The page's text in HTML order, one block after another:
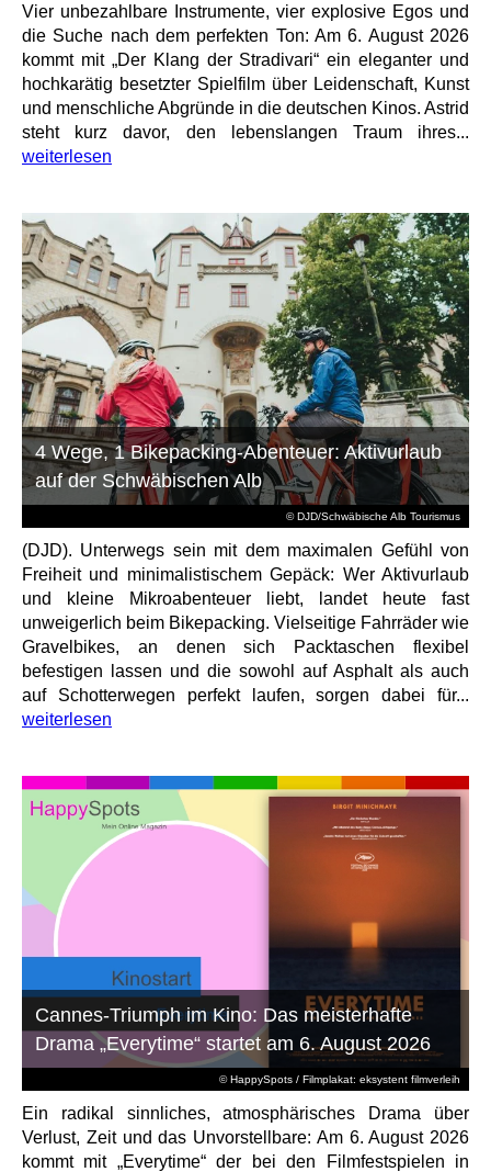
Vier unbezahlbare Instrumente, vier explosive Egos und
die Suche nach dem perfekten Ton: Am 6. August 2026
kommt mit „Der Klang der Stradivari“ ein eleganter und
hochkarätig besetzter Spielfilm über Leidenschaft, Kunst
und menschliche Abgründe in die deutschen Kinos. Astrid
steht kurz davor, den lebenslangen Traum ihres...
weiterlesen
© DJD/Schwäbische Alb Tourismus
4 Wege, 1 Bikepacking-Abenteuer: Aktivurlaub
auf der Schwäbischen Alb
(DJD). Unterwegs sein mit dem maximalen Gefühl von
Freiheit und minimalistischem Gepäck: Wer Aktivurlaub
und kleine Mikroabenteuer liebt, landet heute fast
unweigerlich beim Bikepacking. Vielseitige Fahrräder wie
Gravelbikes, an denen sich Packtaschen flexibel
befestigen lassen und die sowohl auf Asphalt als auch
auf Schotterwegen perfekt laufen, sorgen dabei für...
weiterlesen
© HappySpots / Filmplakat: eksystent filmverleih
Cannes-Triumph im Kino: Das meisterhafte
Drama „Everytime“ startet am 6. August 2026
Ein radikal sinnliches, atmosphärisches Drama über
Verlust, Zeit und das Unvorstellbare: Am 6. August 2026
kommt mit „Everytime“ der bei den Filmfestspielen in